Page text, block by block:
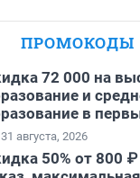
ПРОМОКОДЫ
72 000 на
и
в
августа, 2026
50% от 800